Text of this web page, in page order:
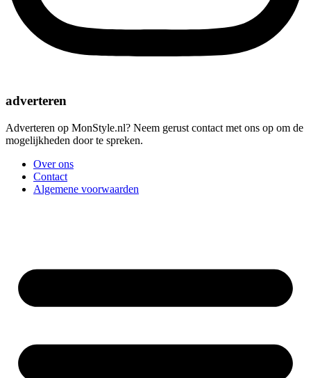
adverteren
Adverteren op MonStyle.nl? Neem gerust contact met ons op om de
mogelijkheden door te spreken.
Over ons
Contact
Algemene voorwaarden